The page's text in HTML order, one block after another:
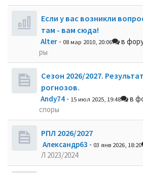
Если у вас возникли
там - вам сюда!
Alter - 08 мар 2010, 20:06 в
ры
Сезон 2026/2027.
рогнозов.
Andy74 - 15 июл 2025, 19:48 в
споры
РПЛ 2026/2027
Александр63 - 03 янв 2026, 18:20
Л 2023/2024